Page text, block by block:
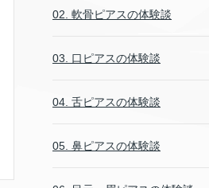
02. 軟骨ピアスの体験談
03. 口ピアスの体験談
04. 舌ピアスの体験談
05. 鼻ピアスの体験談